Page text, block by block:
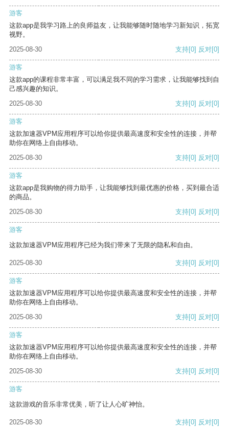
游客
这款app是我学习路上的良师益友，让我能够随时随地学习新知识，拓宽
视野。
2025-08-30
支持[0] 反对[0]
游客
这款app的课程非常丰富，可以满足我不同的学习需求，让我能够找到自
己感兴趣的知识。
2025-08-30
支持[0] 反对[0]
游客
这款加速器VPM应用程序可以给你提供最高速度和安全性的连接，并帮
助你在网络上自由移动。
2025-08-30
支持[0] 反对[0]
游客
这款app是我购物的得力助手，让我能够找到最优惠的价格，买到最合适
的商品。
2025-08-30
支持[0] 反对[0]
游客
这款加速器VPM应用程序已经为我们带来了无限的隐私和自由。
2025-08-30 支持[0] 反对[0]
游客
这款加速器VPM应用程序可以给你提供最高速度和安全性的连接，并帮
助你在网络上自由移动。
2025-08-30
支持[0] 反对[0]
游客
这款加速器VPM应用程序可以给你提供最高速度和安全性的连接，并帮
助你在网络上自由移动。
2025-08-30
支持[0] 反对[0]
游客
这款游戏的音乐非常优美，听了让人心旷神怡。
2025-08-30 支持[0] 反对[0]